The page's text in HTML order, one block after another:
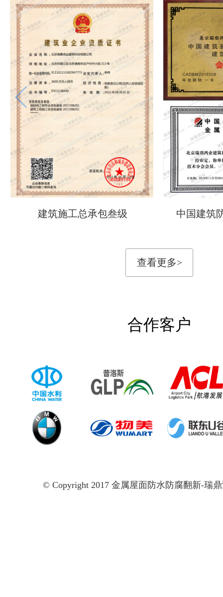
建筑施工总承包叁级 中国建筑
查看更多>
合作客户
© Copyright 2017 金属屋面防水防腐翻新-瑞